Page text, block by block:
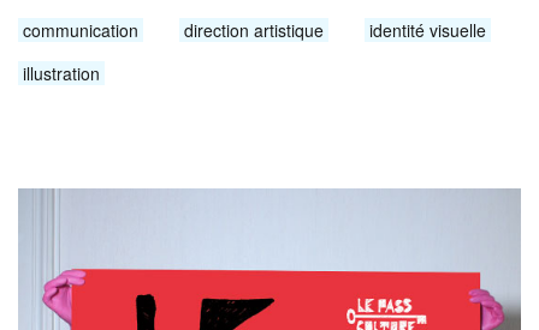
communication direction artistique
identité visuelle
illustration